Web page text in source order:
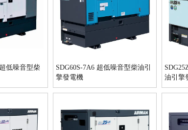
低噪音型柴
SDG60S-7A6 超低噪音型柴油引
擎發電機
油引擎